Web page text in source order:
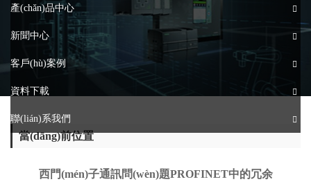
產(chǎn)品中心
新聞中心
客戶(hù)案例
資料下載
聯(lián)系我們
當(dāng)前位置
西門(mén)子通訊問(wèn)題PROFINET中的冗余